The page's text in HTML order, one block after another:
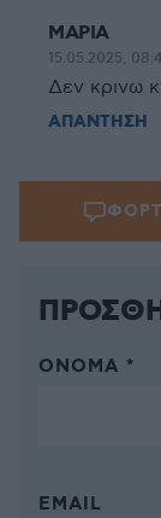
ΜΑΡΙΑ
15.05.2025,
Δεν κρινω
ΑΠΑΝΤΗΣΗ
ΌΝΟΜΑ *
EMAIL